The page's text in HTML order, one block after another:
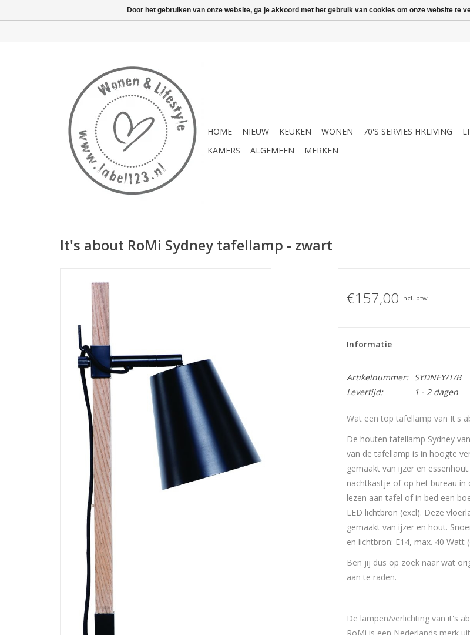
HOME NIEUW KEUKEN WONEN 70'S SERVIES HKLIVING
KAMERS
ALGEMEEN MERKEN
It's about RoMi Sydney tafellamp - zwart
€157,00 Incl. btw
Informatie
Artikelnummer:
SYDNEY/T/B
Levertijd:
1 - 2 dagen
Wat een top tafellamp van It's
De houten tafellamp Sydney
van de tafellamp is in hoogte
gemaakt van ijzer en
nachtkastje of op het bureau in
lezen aan tafel of in bed een
LED lichtbron (excl). Deze
gemaakt van ijzer en hout.
en lichtbron: E14, max. 40 Watt
Ben jij dus op zoek naar wat
aan te raden.
De lampen/verlichting van it's
Door het gebruiken van onze website, ga je akkoord met het gebruik van cookies om onze website te